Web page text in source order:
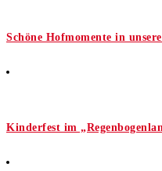
Schöne Hofmomente in
Kinderfest im